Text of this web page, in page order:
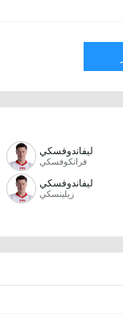
ليفاندوفسكي
فرانكوفسكي
ليفاندوفسكي
زيلينسكي